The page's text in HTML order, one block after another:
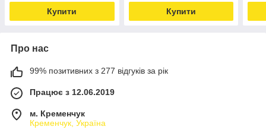
Купити Купити
Про нас
99% позитивних з 277 відгуків за рік
Працює з 12.06.2019
м. Кременчук
Кременчук, Україна